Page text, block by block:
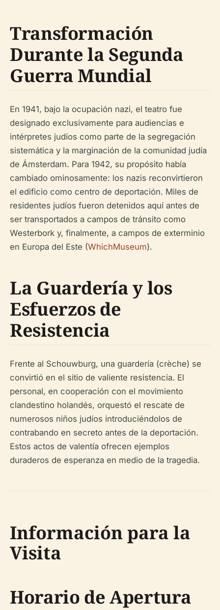
Transformación
Durante la Segunda
Guerra Mundial
En 1941, bajo la ocupación nazi, el teatro fue
designado exclusivamente para audiencias e
intérpretes judíos como parte de la segregación
sistemática y la marginación de la comunidad judía
de Ámsterdam. Para 1942, su propósito había
cambiado ominosamente: los nazis reconvirtieron
el edificio como centro de deportación. Miles de
residentes judíos fueron detenidos aquí antes de
ser transportados a campos de tránsito como
Westerbork y, finalmente, a campos de exterminio
en Europa del Este (WhichMuseum).
La Guardería y los
Esfuerzos de
Resistencia
Frente al Schouwburg, una guardería (crèche) se
convirtió en el sitio de valiente resistencia. El
personal, en cooperación con el movimiento
clandestino holandés, orquestó el rescate de
numerosos niños judíos introduciéndolos de
contrabando en secreto antes de la deportación.
Estos actos de valentía ofrecen ejemplos
duraderos de esperanza en medio de la tragedia.
Información para la
Visita
Horario de Apertura